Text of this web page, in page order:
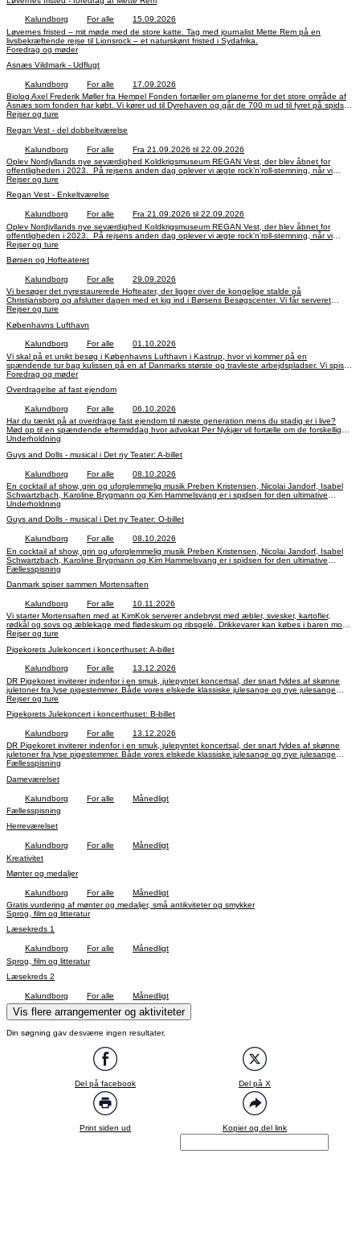
Kalundborg For alle
15.09.2026
Løvernes fristed – mit møde med de store katte. Tag med journalist Mette Rem på en
livsbekræftende rejse til Lionsrock – et naturskønt fristed i Sydafrika.
Foredrag og møder
Asnæs Vildmark - Udflugt
Kalundborg For alle
17.09.2026
Biolog Axel Frederik Møller fra Hempel Fonden fortæller om planerne for det store område af
Asnæs som fonden har købt. Vi kører ud til Dyrehaven og går de 700 m ud til fyret på spidsen
af Asnæs og får fortalt om planerne og nyder en kop kaffe.
Rejser og ture
Regan Vest - del dobbeltværelse
Kalundborg For alle
Fra 21.09.2026 til 22.09.2026
Oplev Nordjyllands nye seværdighed Koldkrigsmuseum REGAN Vest, der blev åbnet for
offentligheden i 2023. På rejsens anden dag oplever vi ægte rock’n’roll-stemning, når vi
besøger Memphis Mansion – Elvismuseet,
Rejser og ture
Regan Vest - Enkeltværelse
Kalundborg For alle
Fra 21.09.2026 til 22.09.2026
Oplev Nordjyllands nye seværdighed Koldkrigsmuseum REGAN Vest, der blev åbnet for
offentligheden i 2023. På rejsens anden dag oplever vi ægte rock’n’roll-stemning, når vi
besøger Memphis Mansion – Elvismuseet,
Rejser og ture
Børsen og Hofteateret
Kalundborg For alle
29.09.2026
Vi besøger det nyrestaurerede Hofteater, der ligger over de kongelige stalde på
Christiansborg og afslutter dagen med et kig ind i Børsens Besøgscenter. Vi får serveret
lækkert smørrebrød i Restaurant ”Norrlyst i Tårnet” på Christiansborg.
Rejser og ture
Københavns Lufthavn
Kalundborg For alle
01.10.2026
Vi skal på et unikt besøg i Københavns Lufthavn i Kastrup, hvor vi kommer på en
spændende tur bag kulissen på en af Danmarks største og travleste arbejdspladser. Vi spiser
frokost i Dragør. Du skal medbringe ID og opgive CPR for at deltage.
Foredrag og møder
Overdragelse af fast ejendom
Kalundborg For alle
06.10.2026
Har du tænkt på at overdrage fast ejendom til næste generation mens du stadig er i live?
Mød op til en spændende eftermiddag hvor advokat Per Nykjær vil fortælle om de forskellige
muligheder for at spare boafgift ved overdragelse af fast ejendom
Underholdning
Guys and Dolls - musical i Det ny Teater: A-billet
Kalundborg For alle
08.10.2026
En cocktail af show, grin og uforglemmelig musik Preben Kristensen, Nicolai Jandorf, Isabel
Schwartzbach, Karoline Brygmann og Kim Hammelsvang er i spidsen for den ultimative
musicalcomedy.
Underholdning
Guys and Dolls - musical i Det ny Teater: O-billet
Kalundborg For alle
08.10.2026
En cocktail af show, grin og uforglemmelig musik Preben Kristensen, Nicolai Jandorf, Isabel
Schwartzbach, Karoline Brygmann og Kim Hammelsvang er i spidsen for den ultimative
musicalcomedy.
Fællesspisning
Danmark spiser sammen Mortensaften
Kalundborg For alle
10.11.2026
Vi starter Mortensaften med at KimKok serverer andebryst med æbler, svesker, kartofler,
rødkål og sovs og æblekage med flødeskum og ribsgelé. Drikkevarer kan købes i baren mod
kontanter eller dankort Mit liv i musikken: For 58 år siden debuterede Henrik Krogsgaard som
yngste kapelmester, men da Otto Leisner fire år senere gentog denne introduktion i DR-
Rejser og ture
Pigekorets Julekoncert i koncerthuset: A-billet
Kalundborg For alle
13.12.2026
DR Pigekoret inviterer indenfor i en smuk, julepyntet koncertsal, der snart fyldes af skønne
juletoner fra lyse pigestemmer. Både vores elskede klassiske julesange og nye julesange
fremføres på smukkeste vis, og koncerterne er altid nærværende og stemningsfulde.
Rejser og ture
Pigekorets Julekoncert i koncerthuset: B-billet
Kalundborg For alle
13.12.2026
DR Pigekoret inviterer indenfor i en smuk, julepyntet koncertsal, der snart fyldes af skønne
juletoner fra lyse pigestemmer. Både vores elskede klassiske julesange og nye julesange
fremføres på smukkeste vis, og koncerterne er altid nærværende og stemningsfulde.
Fællesspisning
Dameværelset
Kalundborg For alle
Månedligt
Fællesspisning
Herreværelset
Kalundborg For alle
Månedligt
Kreativitet
Mønter og medaljer
Kalundborg For alle
Månedligt
Gratis vurdering af mønter og medaljer, små antikviteter og smykker
Sprog, film og litteratur
Læsekreds 1
Kalundborg For alle
Månedligt
Sprog, film og litteratur
Læsekreds 2
Kalundborg For alle Månedligt
Vis flere arrangementer og aktiviteter
Din søgning gav desværre ingen resultater.
Del på facebook Del på X
Print siden ud Kopier og del link